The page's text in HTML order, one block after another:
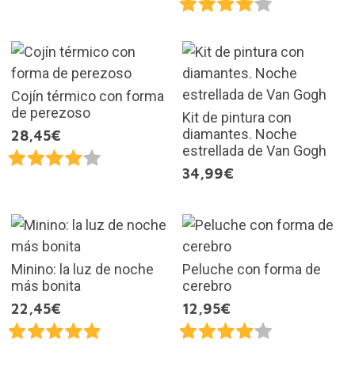
Cojín térmico con forma
de perezoso
28,45€
Kit de pintura con
diamantes. Noche
estrellada de Van Gogh
34,99€
Minino: la luz de noche
más bonita
22,45€
Peluche con forma de
cerebro
12,95€